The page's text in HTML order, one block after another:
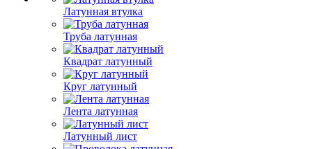
Латунная втулка
Труба латунная
Квадрат латунный
Круг латунный
Лента латунная
Латунный лист